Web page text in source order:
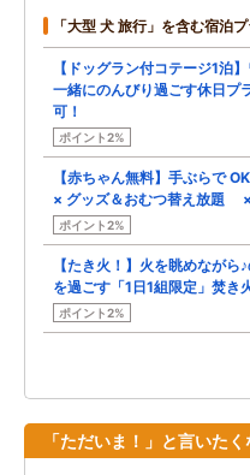
「大型 犬 旅行」を含む宿泊
【ドッグラン付コテージ1泊
一緒にのんびり過ごす休日プ
可！
ポイント2%
【赤ちゃん無料】手ぶらで
× グッズ＆おむつ替え放題
ポイント2%
【たき火！】火を眺めながら
を過ごす「1日1組限定」焚き
ポイント2%
「ただいま！」と言いた